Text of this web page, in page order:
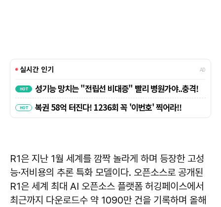
R1은 지난 1월 세계를 깜짝 놀라게 하며 등장한 고성
능·저비용의 추론 특화 모델이다. 오픈소스로 공개된
R1은 세계 최대 AI 오픈소스 플랫폼 허깅페이스에서
최근까지 다운로드수 약 1090만 건을 기록하며 올해